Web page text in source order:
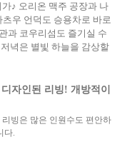
♪ 오리온 맥주 공장과 나
우 언덕도 승용차로 바로
과 코우리섬도 즐기실 수
녁은 별빛 하늘을 감상할
자인된 리빙! 개방적이
빙은 많은 인원수도 편안하
다.